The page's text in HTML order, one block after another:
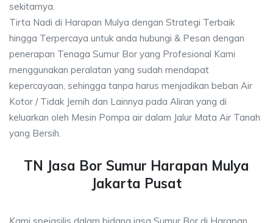
sekitarnya.
Tirta Nadi di Harapan Mulya dengan Strategi Terbaik
hingga Terpercaya untuk anda hubungi & Pesan dengan
penerapan Tenaga Sumur Bor yang Profesional Kami
menggunakan peralatan yang sudah mendapat
kepercayaan, sehingga tanpa harus menjadikan beban Air
Kotor / Tidak Jernih dan Lainnya pada Aliran yang di
keluarkan oleh Mesin Pompa air dalam Jalur Mata Air Tanah
yang Bersih.
TN Jasa Bor Sumur Harapan Mulya
Jakarta Pusat